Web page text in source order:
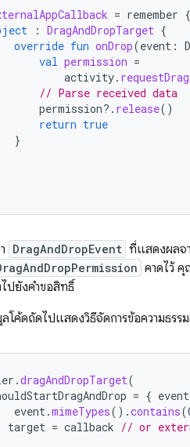
= remember {
: DragAndDropTarget {
override fun onDrop(event :
val permission =
activity.
// Parse received data
permission?. release()
return true
}
DragAndDropEvent ที่แสดงผลจ
คาดไว้
ปยังคำขอสิทธิ์
โค้ดถัดไปแสดงวิธีจัดการข้อความธรรม
.dragAndDropTarget(
= { event
event.mimeTypes().contains(
target = callback // or